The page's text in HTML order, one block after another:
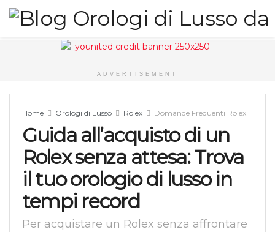
ADVERTISEMENT
Home Orologi di Lusso Rolex Domande Frequenti Rolex
Guida all’acquisto di un
Rolex senza attesa: Trova
il tuo orologio di lusso in
tempi record
Per acquistare un Rolex senza affrontare